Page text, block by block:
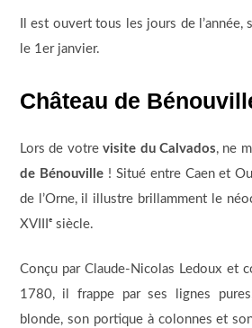
Il est ouvert tous les jours de l’année,
le 1er janvier.
Château de
Lors de votrevisite du Calvados, ne
de Bénouville! Situé entre Caen et
de l’Orne, il illustre brillamment le
XVIIIᵉ siècle.
Conçu par Claude-Nicolas Ledoux et
1780, il frappe par ses lignes
blonde, son portique à colonnes et